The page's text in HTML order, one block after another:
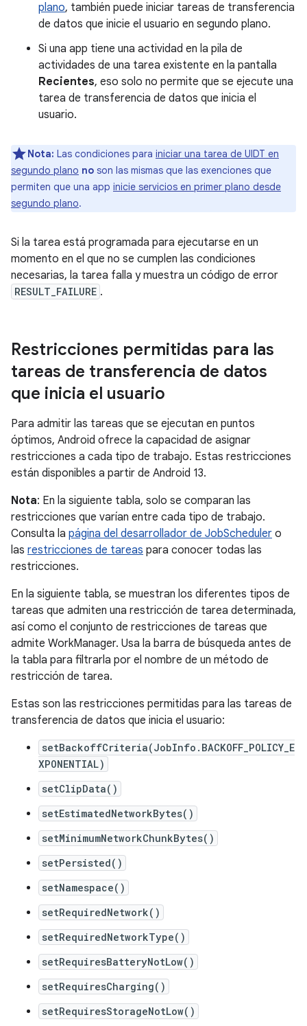
plano, también puede iniciar tareas de transferencia
de datos que inicie el usuario en segundo plano.
Si una app tiene una actividad en la pila de
actividades de una tarea existente en la pantalla
Recientes, eso solo no permite que se ejecute una
tarea de transferencia de datos que inicia el
usuario.
Nota: Las condiciones para iniciar una tarea de UIDT en
segundo plano no son las mismas que las exenciones que
permiten que una app inicie servicios en primer plano desde
segundo plano.
Si la tarea está programada para ejecutarse en un
momento en el que no se cumplen las condiciones
necesarias, la tarea falla y muestra un código de error
RESULT_FAILURE .
Restricciones permitidas para las
tareas de transferencia de datos
que inicia el usuario
Para admitir las tareas que se ejecutan en puntos
óptimos, Android ofrece la capacidad de asignar
restricciones a cada tipo de trabajo. Estas restricciones
están disponibles a partir de Android 13.
Nota: En la siguiente tabla, solo se comparan las
restricciones que varían entre cada tipo de trabajo.
Consulta la página del desarrollador de JobScheduler o
las restricciones de tareas para conocer todas las
restricciones.
En la siguiente tabla, se muestran los diferentes tipos de
tareas que admiten una restricción de tarea determinada,
así como el conjunto de restricciones de tareas que
admite WorkManager. Usa la barra de búsqueda antes de
la tabla para filtrarla por el nombre de un método de
restricción de tarea.
Estas son las restricciones permitidas para las tareas de
transferencia de datos que inicia el usuario:
setBackoffCriteria(JobInfo.BACKOFF_POLICY_E
XPONENTIAL)
setClipData()
setEstimatedNetworkBytes()
setMinimumNetworkChunkBytes()
setPersisted()
setNamespace()
setRequiredNetwork()
setRequiredNetworkType()
setRequiresBatteryNotLow()
setRequiresCharging()
setRequiresStorageNotLow()